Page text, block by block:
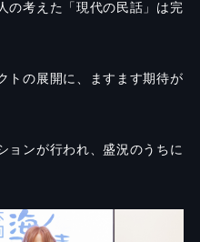
の考えた「現代の民話」は完
トの展開に、ますます期待が
ョンが行われ、盛況のうちに